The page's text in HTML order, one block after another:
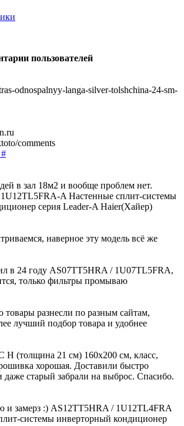
пользователей
odnospalnyy-langa-silver-tolshchina-24-sm-
comments
в зал 18м2 и вообще проблем нет.
A Настенные сплит-системы
серия Leader-A Haier(Хайер)
наверное эту модель всё же
в 24 году AS07TT5HRA / 1U07TL5FRA,
только фильтры промываю
товары разнесли по разным сайтам,
лучший подбор товара и удобнее
(толщина 21 см) 160х200 см, класс,
хорошая. Доставили быстро
даже старый забрали на выброс. Спасибо.
и замерз :) AS12TT5HRA / 1U12TL4FRA
системы инверторный кондиционер